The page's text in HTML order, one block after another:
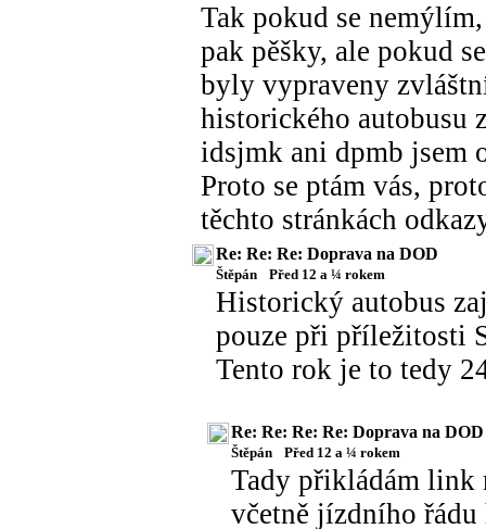
Tak pokud se
pak pěšky, ale pokud
byly vypraveny
historického autobusu
idsjmk ani dpmb jsem
Proto se ptám vás,
těchto stránkách
Re: Re: Re: Doprava na DOD
Štěpán Před 12 a ¼ rokem
Historický autobus
pouze při příležitosti
Tento rok je to tedy
Re: Re: Re: Re: Doprava na DOD
Štěpán Před 12 a ¼ rokem
Tady přikládám link
včetně jízdního